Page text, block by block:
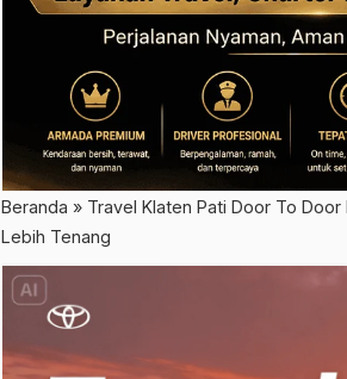
Beranda » Travel Klaten Pati Door To
Lebih Tenang